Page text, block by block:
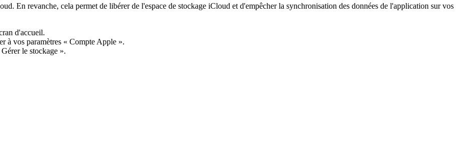
En revanche, cela permet de libérer de l'espace de stockage iCloud et d'empêcher la synchronisation des données de l'application sur vos
d'accueil.
à vos paramètres « Compte Apple ».
le stockage ».